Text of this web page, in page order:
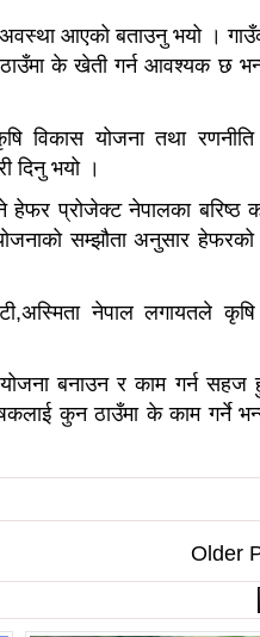
आएको बताउनु भयो ।
के खेती गर्न आवश्यक छ
विकास योजना तथा
दिनु भयो ।
हेफर प्रोजेक्ट नेपालका बरिष्ठ
सम्झौता अनुसार
नेपाल लगायतले
बनाउन र काम गर्न सहज
कुन ठाउँमा के काम गर्ने
Older